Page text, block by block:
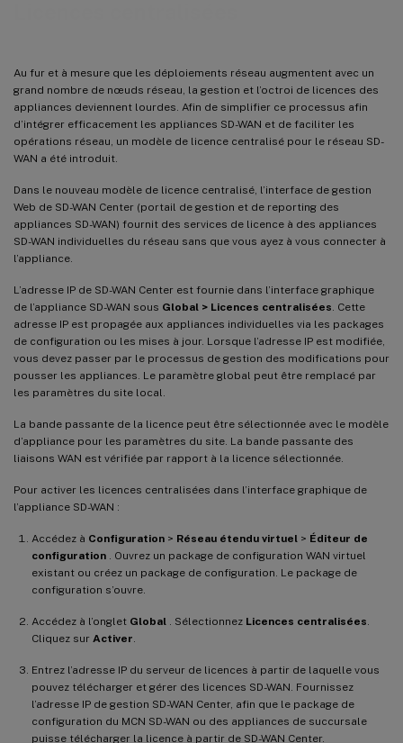
Au fur et à mesure que les déploiements réseau augmentent avec un
grand nombre de nœuds réseau, la gestion et l’octroi de licences des
appliances deviennent lourdes. Afin de simplifier ce processus afin
d’intégrer efficacement les appliances SD-WAN et de faciliter les
opérations réseau, un modèle de licence centralisé pour le réseau SD-
WAN a été introduit.
Dans le nouveau modèle de licence centralisé, l’interface de gestion
Web de SD-WAN Center (portail de gestion et de reporting des
appliances SD-WAN) fournit des services de licence à des appliances
SD-WAN individuelles du réseau sans que vous ayez à vous connecter à
l’appliance.
L’adresse IP de SD-WAN Center est fournie dans l’interface graphique
de l’appliance SD-WAN sous Global > Licences centralisées . Cette
adresse IP est propagée aux appliances individuelles via les packages
de configuration ou les mises à jour. Lorsque l’adresse IP est modifiée,
vous devez passer par le processus de gestion des modifications pour
pousser les appliances. Le paramètre global peut être remplacé par
les paramètres du site local.
La bande passante de la licence peut être sélectionnée avec le modèle
d’appliance pour les paramètres du site. La bande passante des
liaisons WAN est vérifiée par rapport à la licence sélectionnée.
Pour activer les licences centralisées dans l’interface graphique de
l’appliance SD-WAN :
Accédez à Configuration > Réseau étendu virtuel > Éditeur de
configuration . Ouvrez un package de configuration WAN virtuel
existant ou créez un package de configuration. Le package de
configuration s’ouvre.
Accédez à l’onglet Global . Sélectionnez Licences centralisées
Cliquez sur Activer
Entrez l’adresse IP du serveur de licences à partir de laquelle vous
pouvez télécharger et gérer des licences SD-WAN. Fournissez
l’adresse IP de gestion SD-WAN Center, afin que le package de
configuration du MCN SD-WAN ou des appliances de succursale
puisse télécharger la licence à partir de SD-WAN Center.